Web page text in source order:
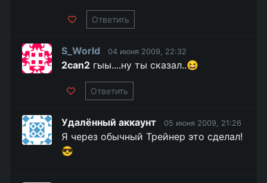
Ответить
S_World 04 июня 2009, 22:32
2can2 гыы....ну ты сказал..😆
Ответить
Удалённый аккаунт 05 июня 2009, 21:26
Я через обычный Трейнер это сделал!
😎